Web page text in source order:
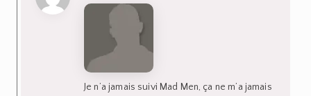
Je n’a jamais suivi Mad Men, ça ne m’a jamais